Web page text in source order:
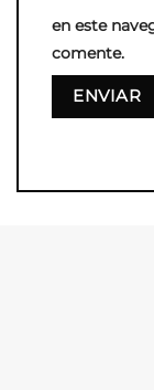
en este
comente.